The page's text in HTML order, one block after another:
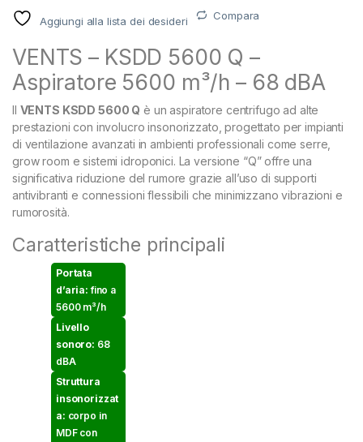
Aggiungi alla lista dei desideri Compara
VENTS – KSDD 5600 Q –
Aspiratore 5600 m³/h – 68 dBA
Il VENTS KSDD 5600 Q è un aspiratore centrifugo ad alte
prestazioni con involucro insonorizzato, progettato per impianti
di ventilazione avanzati in ambienti professionali come serre,
grow room e sistemi idroponici. La versione “Q” offre una
significativa riduzione del rumore grazie all’uso di supporti
antivibranti e connessioni flessibili che minimizzano vibrazioni e
rumorosità.
Caratteristiche principali
Portata
d’aria: fino a
5600 m³/h
Livello
sonoro: 68
dBA
Struttura
insonorizzat
a: corpo in
MDF con